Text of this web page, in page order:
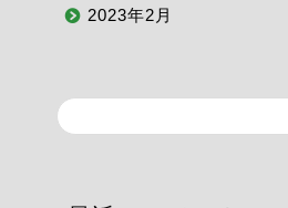
2023年2月